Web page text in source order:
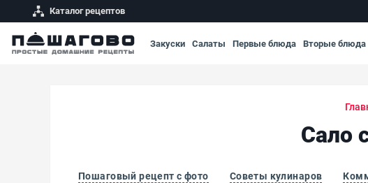
Каталог рецептов
Закуски Салаты Первые блюда Вторые блюда
Сало
Пошаговый рецепт с фото Советы кулинаров